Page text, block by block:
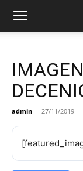
admin - 27/11/2019